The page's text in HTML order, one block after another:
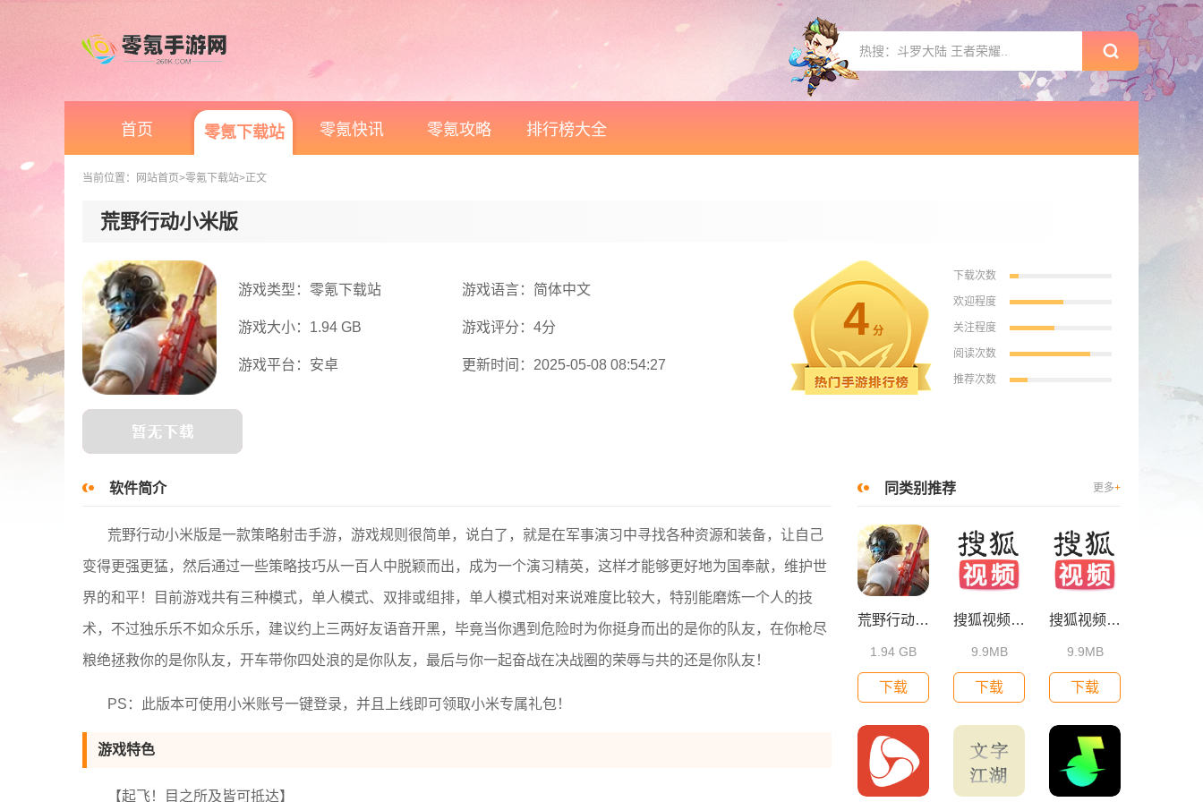
首页 零氪下载站 零氪快讯 零氪攻略 排行榜大全
当前位置： 网站首页>零氪下载站>正文
荒野行动小米版
游戏类型：零氪下载站 游戏语言：简体中文
游戏大小：1.94 GB 游戏评分：4分
游戏平台：安卓 更新时间：2025-05-08 08:54:27
4 分
下载次数
欢迎程度
关注程度
阅读次数
推荐次数
软件简介
荒野行动小米版是一款策略射击手游，游戏规则很简单，说白了，就是在军事演习中寻找各种资源和装备，让自己
变得更强更猛，然后通过一些策略技巧从一百人中脱颖而出，成为一个演习精英，这样才能够更好地为国奉献，维护世
界的和平！目前游戏共有三种模式，单人模式、双排或组排，单人模式相对来说难度比较大，特别能磨炼一个人的技
术，不过独乐乐不如众乐乐，建议约上三两好友语音开黑，毕竟当你遇到危险时为你挺身而出的是你的队友，在你枪尽
粮绝拯救你的是你队友，开车带你四处浪的是你队友，最后与你一起奋战在决战圈的荣辱与共的还是你队友！
PS：此版本可使用小米账号一键登录，并且上线即可领取小米专属礼包！
游戏特色
【起飞！目之所及皆可抵达】
同类别推荐 更多+
荒野行动小米版
1.94 GB
下载
搜狐视频app免费下载安装
9.9MB
下载
搜狐视频app官方版免费下载
9.9MB
下载